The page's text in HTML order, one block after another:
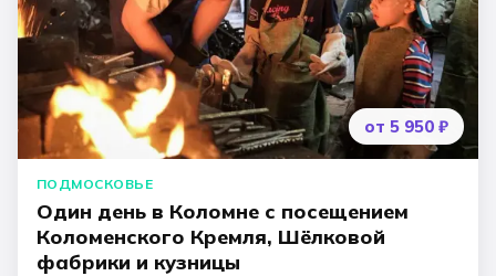
от 5 950 ₽
ПОДМОСКОВЬЕ
Один день в Коломне с посещением
Коломенского Кремля, Шёлковой
фабрики и кузницы